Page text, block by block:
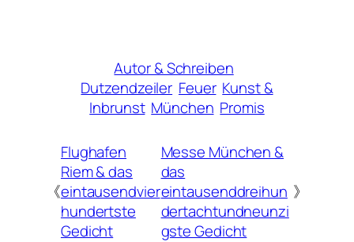
Autor & Schreiben
Dutzendzeiler Feuer Kunst &
Inbrunst München Promis
《
Flughafen
Riem & das
eintausendvier
hundertste
Gedicht
Messe München &
das
eintausenddreihun
dertachtundneunzi
gste Gedicht
》